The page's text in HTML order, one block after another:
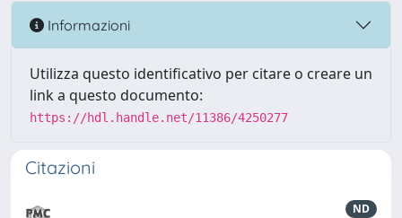
Informazioni
Utilizza questo identificativo per citare o creare un
link a questo documento:
https://hdl.handle.net/11386/4250277
Citazioni
ND